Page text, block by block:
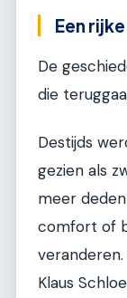
Een
De
die
Destijds
gezien als
meer
comfort of
Klaus